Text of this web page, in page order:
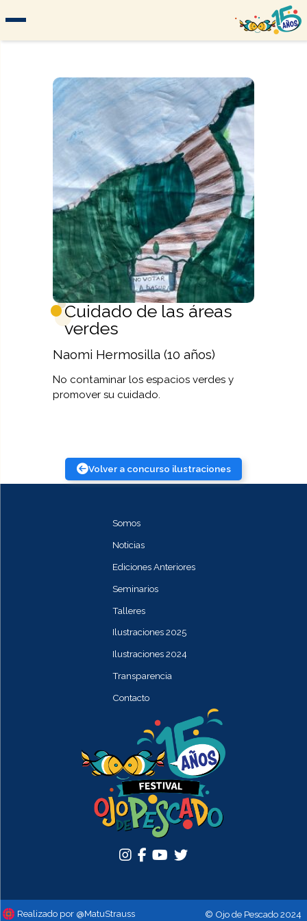
Volver a concurso ilustraciones
Cuidado de las áreas
verdes
Naomi Hermosilla (10 años)
No contaminar los espacios verdes y
promover su cuidado.
Somos
Noticias
Ediciones Anteriores
Seminarios
Talleres
Ilustraciones 2025
Ilustraciones 2024
Transparencia
Contacto
Realizado por @MatuStrauss © Ojo de Pescado 2024